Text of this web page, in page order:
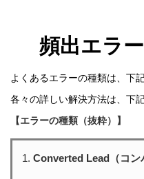
頻出エラ
よくあるエラーの種類は、下
各々の詳しい解決方法は、下
【エラーの種類（抜粋）】
Converted Lead（コン